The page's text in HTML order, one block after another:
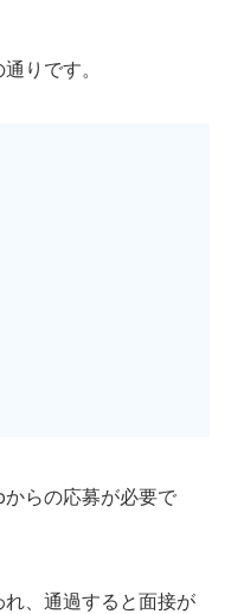
りです。
らの応募が必要で
、通過すると面接が